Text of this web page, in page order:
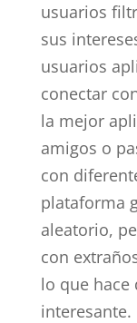
usuarios
sus
usuarios
conectar
la mejor
amigos o
con
plataforma
aleatorio,
con
lo que hace
interesante.